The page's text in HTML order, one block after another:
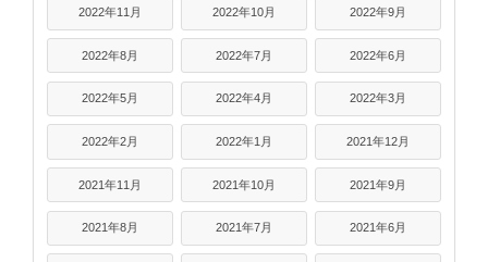
2022年11月 2022年10月 2022年9月
2022年8月 2022年7月 2022年6月
2022年5月 2022年4月 2022年3月
2022年2月 2022年1月 2021年12月
2021年11月 2021年10月 2021年9月
2021年8月 2021年7月 2021年6月